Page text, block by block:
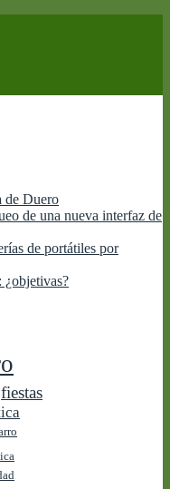
de Duero
de una nueva interfaz de
de portátiles por
¿objetivas?
fiestas